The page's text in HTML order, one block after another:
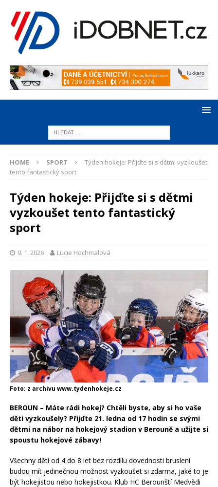
HOME SPORT
Týden hokeje: Přijďte si s dětmi vyzkoušet
tento fantastický sport
Týden hokeje: Přijďte si s dětmi
vyzkoušet tento fantastický
sport
9. 1. 2026 Lucie Hochmalová
Foto: z archivu www.tydenhokeje.cz
BEROUN – Máte rádi hokej? Chtěli byste, aby si ho vaše
děti vyzkoušely? Přijďte 21. ledna od 17 hodin se svými
dětmi na nábor na hokejový stadion v Berouně a užijte si
spoustu hokejové zábavy!
Všechny děti od 4 do 8 let bez rozdílu dovednosti bruslení
budou mít jedinečnou možnost vyzkoušet si zdarma, jaké to je
být hokejistou nebo hokejistkou. Klub HC Berounští Medvědi